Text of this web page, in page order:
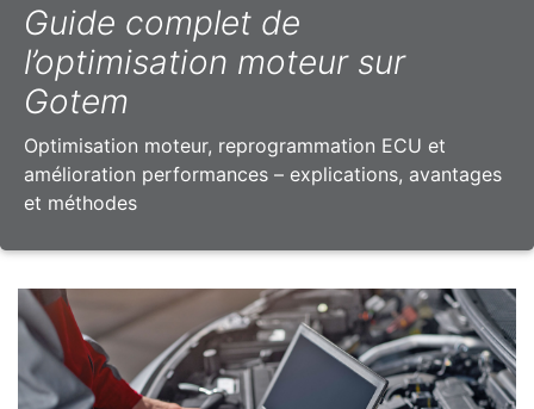
Guide complet de
l’optimisation moteur sur
Gotem
Optimisation moteur, reprogrammation ECU et
amélioration performances – explications, avantages
et méthodes